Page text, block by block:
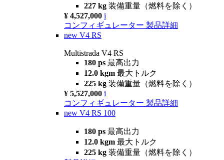
227 kg 装備重量（燃料を除く）
¥ 4,527,000 i
コンフィギュレーター 製品詳細
new V4 RS
Multistrada V4 RS
180 ps 最高出力
12.0 kgm 最大トルク
225 kg 装備重量（燃料を除く）
¥ 5,527,000 i
コンフィギュレーター 製品詳細
new V4 RS 100
180 ps 最高出力
12.0 kgm 最大トルク
225 kg 装備重量（燃料を除く）